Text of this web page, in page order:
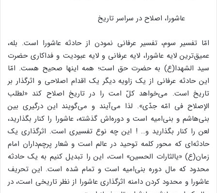
عاشورا، اصلاح در سراسر تاریخ
امّا تفسیر سوم، تفسیر عرفانی نمودن از حادثه عاشورا است. بله،
عمیق‌ترین لایه عاشورا، لایه عرفانی و لایه عبودیت و فداکاری حضرت
سید الشهدا(ع) به حضرت حق است؛ همه اینها صحیح هست. امّا
این حادثه عرفانی از یک زاویه دیگر یک اقدام اصلاحی و اثرگذار بر
تاریخ است. می‌خواهد کلّ امت را در تاریخ اصلاح کند «لطلب
الإصلاح فی امّه جدّی». لذا می‌آیند و می‌گویند این درگیری بین
بنی‌هاشم و بنی‌امیه است و دوره‌اش گذشته، عاشورا را کنار بگذارید،
لعن را کنار بگذارید و… ! این چه نوع تفسیری است. اثرگذاری یک
حادثه‌ای که محور کلمه توحید در عالم است و شعار پرچم‌داران امام
زمان(ع) «یالثارات الحسین» است، این را تبدیل کنیم به یک حادثه
محدود که مال دوره بنی‌امیه است و تمام شده است. این تحریف
عاشورا و محدود کردن دامنه اثرگذاری عاشورا از نظر تاریخی است، در